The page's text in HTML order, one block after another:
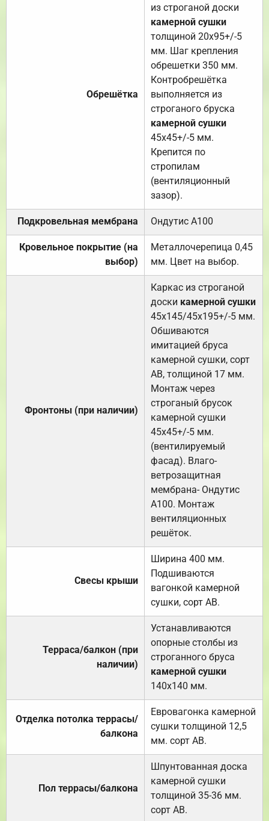
Обрешётка
из строганой доски
камерной сушки
толщиной 20х95+/-5
мм. Шаг крепления
обрешетки 350 мм.
Контробрешётка
выполняется из
строганого бруска
камерной сушки
45х45+/-5 мм.
Крепится по
стропилам
(вентиляционный
зазор).
Подкровельная мембрана Ондутис А100
Кровельное покрытие (на
выбор)
Металлочерепица 0,45
мм. Цвет на выбор.
Фронтоны (при наличии)
Каркас из строганой
доски камерной сушки
45х145/45х195+/-5 мм.
Обшиваются
имитацией бруса
камерной сушки, сорт
АВ, толщиной 17 мм.
Монтаж через
строганый брусок
камерной сушки
45х45+/-5 мм.
(вентилируемый
фасад). Влаго-
ветрозащитная
мембрана- Ондутис
А100. Монтаж
вентиляционных
решёток.
Свесы крыши
Ширина 400 мм.
Подшиваются
вагонкой камерной
сушки, сорт АВ.
Терраса/балкон (при
наличии)
Устанавливаются
опорные столбы из
строганного бруса
камерной сушки
140х140 мм.
Отделка потолка террасы/
балкона
Евровагонка камерной
сушки толщиной 12,5
мм. сорт АВ.
Пол террасы/балкона
Шпунтованная доска
камерной сушки
толщиной 35-36 мм.
сорт АВ.